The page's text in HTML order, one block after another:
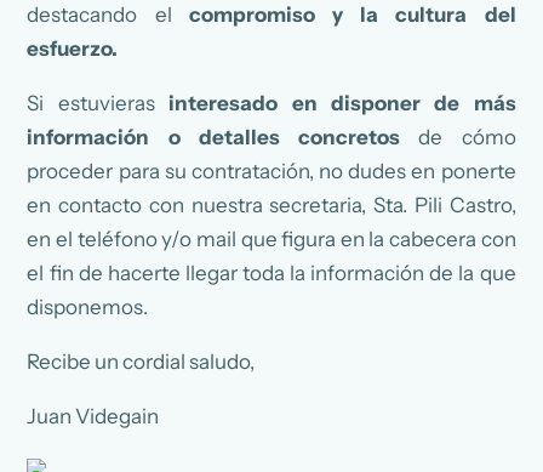
destacando el compromiso y la cultura del
esfuerzo.
Si estuvieras interesado en disponer de más
información o detalles concretos de cómo
proceder para su contratación, no dudes en ponerte
en contacto con nuestra secretaria, Sta. Pili Castro,
en el teléfono y/o mail que figura en la cabecera con
el fin de hacerte llegar toda la información de la que
disponemos.
Recibe un cordial saludo,
Juan Videgain